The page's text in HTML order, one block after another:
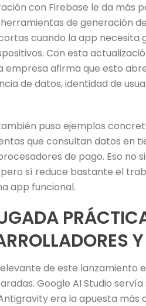
con Firebase le da más
de generación
cuando la app necesita
Con esta
empresa afirma que esto
de datos, identidad de
puso ejemplos
que consultan datos en
de pago. Eso no
pero sí reduce bastante el
app funcional.
de este lanzamiento
Google AI Studio
era la apuesta más